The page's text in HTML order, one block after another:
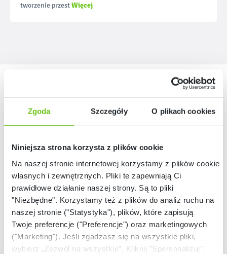
Zgoda Szczegóły O plikach cookies
Niniejsza strona korzysta z plików cookie
Na naszej stronie internetowej korzystamy z plików cookie:
własnych i zewnętrznych. Pliki te zapewniają Ci
prawidłowe działanie naszej strony. Są to pliki
"Niezbędne". Korzystamy też z plików do analiz ruchu na
naszej stronie ("Statystyka"), plików, które zapisują
Twoje preferencje ("Preferencje") oraz marketingowych
("Marketing"). Jeśli zgadzasz się na wszystkie pliki,
wybierz „Zezwól na wszystkie”. Kliknij "Spersonalizuj",
tworzenie przestWięcej